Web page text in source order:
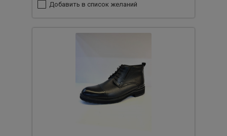
Добавить в список желаний